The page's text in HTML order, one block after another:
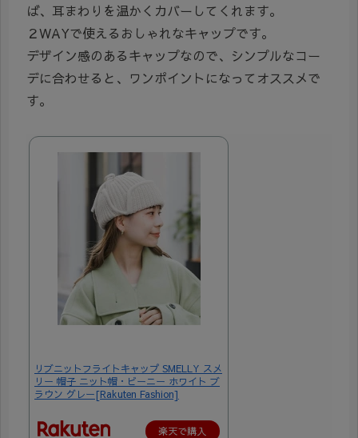
ば、耳まわりを温かくカバーしてくれます。
２WAYで使えるおしゃれなキャップです。
デザイン感のあるキャップなので、シンプルなコー
デに合わせると、ワンポイントになってオススメで
す。
リブニットフライトキャップ SMELLY スメ
リー 帽子 ニット帽・ビーニー ホワイト ブ
ラウン グレー[Rakuten Fashion]
楽天で購入